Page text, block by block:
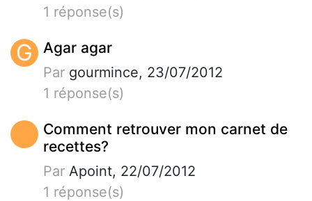
1 réponse(s)
G Agar agar
Par gourmince, 23/07/2012
1 réponse(s)
Comment retrouver mon carnet de
recettes?
Par Apoint, 22/07/2012
1 réponse(s)